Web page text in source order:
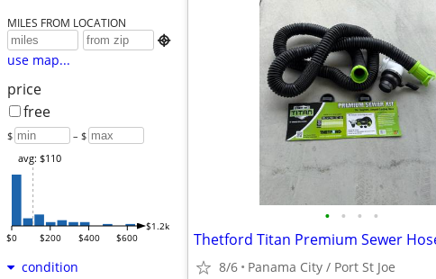
MILES FROM LOCATION

use map...
price
free
$ – $
$0 $200 $400 $600
$1.2k
avg: $110
condition
• • • •
8/6 Panama City / Port St Joe